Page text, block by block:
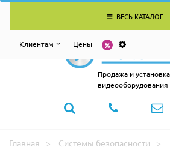
ВЕСЬ КАТАЛОГ
Клиентам Цены
Продажа и установка
видеооборудования
Главная
Системы безопасности